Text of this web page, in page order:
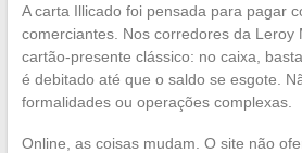
A carta Illicado foi pensada para pagar
comerciantes. Nos corredores da Leroy
cartão-presente clássico: no caixa,
é debitado até que o saldo se esgote.
formalidades ou operações complexas.
Online, as coisas mudam. O site não